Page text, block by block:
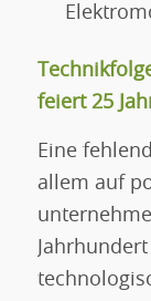
feiert 25
Eine
allem auf